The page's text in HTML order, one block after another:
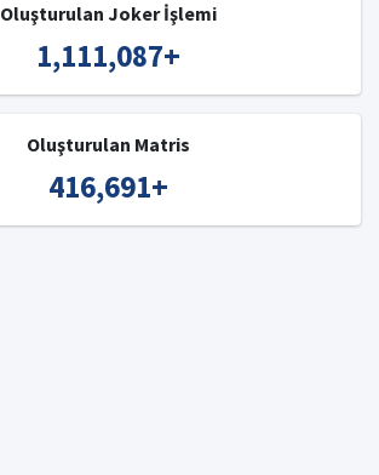
Oluşturulan Joker İşlemi
1,111,087+
Oluşturulan Matris
416,691+